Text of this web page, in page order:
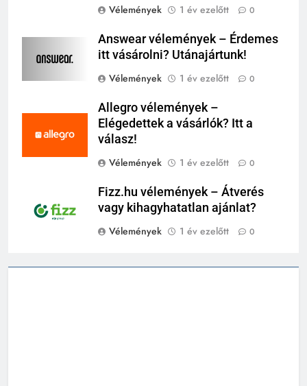
Vélemények
1 év ezelőtt 0
Answear vélemények – Érdemes
itt vásárolni? Utánajártunk!
Vélemények
1 év ezelőtt 0
Allegro vélemények –
Elégedettek a vásárlók? Itt a
válasz!
Vélemények
1 év ezelőtt 0
Fizz.hu vélemények – Átverés
vagy kihagyhatatlan ajánlat?
Vélemények
1 év ezelőtt 0